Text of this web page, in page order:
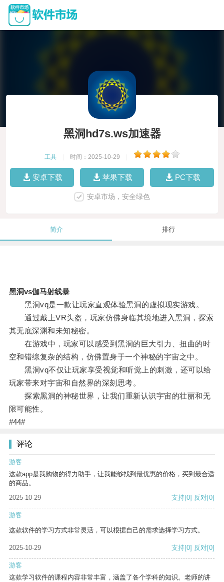
黑洞hd7s.ws加速器
工具 时间：2025-10-29
安卓下载 苹果下载 PC下载
安卓市场，安全绿色
简介 排行
黑洞vs伽马射线暴
黑洞vq是一款让玩家直观体验黑洞的虚拟现实游戏。
通过戴上VR头盔，玩家仿佛身临其境地进入黑洞，探索
其无底深渊和未知秘密。
在游戏中，玩家可以感受到黑洞的巨大引力、扭曲的时
空和错综复杂的结构，仿佛置身于一个神秘的宇宙之中。
黑洞vq不仅让玩家享受视觉和听觉上的刺激，还可以给
玩家带来对宇宙和自然界的深刻思考。
探索黑洞的神秘世界，让我们重新认识宇宙的壮丽和无
限可能性。
#44#
评论
游客
这款app是我购物的得力助手，让我能够找到最优惠的价格，买到最合适
的商品。
2025-10-29
支持[0] 反对[0]
游客
这款软件的学习方式非常灵活，可以根据自己的需求选择学习方式。
2025-10-29 支持[0] 反对[0]
游客
这款学习软件的课程内容非常丰富，涵盖了各个学科的知识。老师的讲